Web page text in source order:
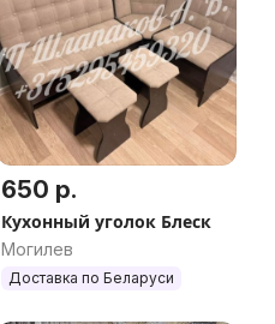
650 р.
Кухонный уголок Блеск
Могилев
Доставка по Беларуси